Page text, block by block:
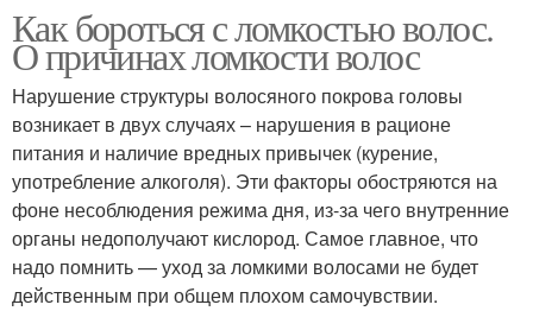
Как бороться с ломкостью волос.
О причинах ломкости волос
Нарушение структуры волосяного покрова головы
возникает в двух случаях – нарушения в рационе
питания и наличие вредных привычек (курение,
употребление алкоголя). Эти факторы обостряются на
фоне несоблюдения режима дня, из-за чего внутренние
органы недополучают кислород. Самое главное, что
надо помнить — уход за ломкими волосами не будет
действенным при общем плохом самочувствии.